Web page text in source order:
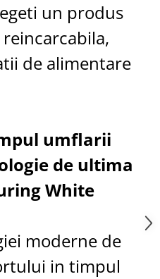
un produs
de alimentare
umflarii
de ultima
White
moderne de
in timpul